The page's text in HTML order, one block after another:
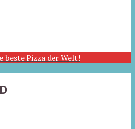
beste Pizza der Welt!